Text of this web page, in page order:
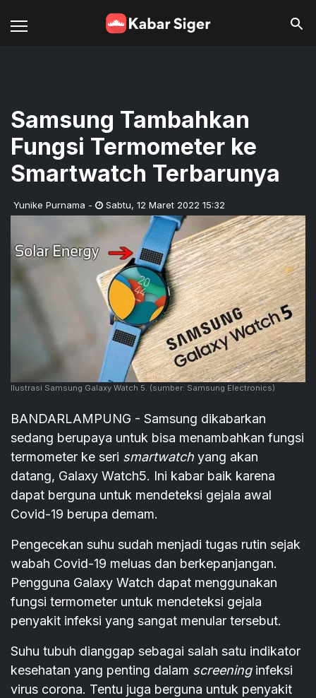
Samsung Tambahkan
Fungsi Termometer ke
Smartwatch Terbarunya
Yunike Purnama - Sabtu, 12 Maret 2022 15:32
Ilustrasi Samsung Galaxy Watch 5. (sumber: Samsung Electronics)
BANDARLAMPUNG - Samsung dikabarkan
sedang berupaya untuk bisa menambahkan fungsi
termometer ke seri smartwatch yang akan
datang, Galaxy Watch5. Ini kabar baik karena
dapat berguna untuk mendeteksi gejala awal
Covid-19 berupa demam.
Pengecekan suhu sudah menjadi tugas rutin sejak
wabah Covid-19 meluas dan berkepanjangan.
Pengguna Galaxy Watch dapat menggunakan
fungsi termometer untuk mendeteksi gejala
penyakit infeksi yang sangat menular tersebut.
Suhu tubuh dianggap sebagai salah satu indikator
kesehatan yang penting dalam screeninginfeksi
virus corona. Tentu juga berguna untuk penyakit